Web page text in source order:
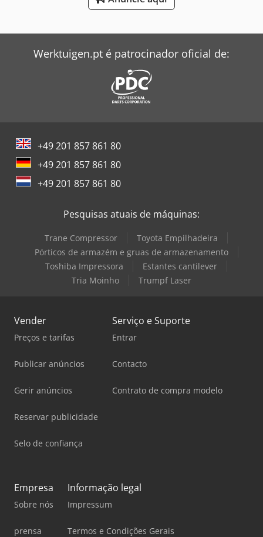
Windmöller & Hölscher Máquinas De Sacos
Zeppelin Silo
Werktuigen.pt é patrocinador oficial de:
+49 201 857 861 80
+49 201 857 861 80
+49 201 857 861 80
Pesquisas atuais de máquinas:
Trane Compressor
Toyota Empilhadeira
Pórticos de armazém e gruas de armazenamento
Toshiba Impressora
Estantes cantilever
Tria Moinho
Trumpf Laser
Vender
Preços e tarifas
Publicar anúncios
Gerir anúncios
Reservar publicidade
Selo de confiança
Serviço e Suporte
Entrar
Contacto
Contrato de compra modelo
Empresa
Sobre nós
prensa
Informação legal
Impressum
Termos e Condições Gerais